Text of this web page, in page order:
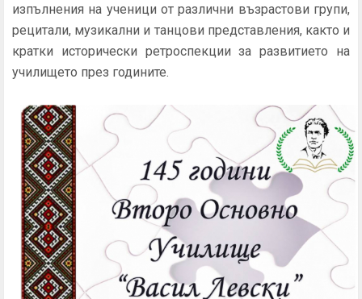
изпълнения на ученици от различни възрастови групи,
рецитали, музикални и танцови представления, както и
кратки исторически ретроспекции за развитието на
училището през годините.